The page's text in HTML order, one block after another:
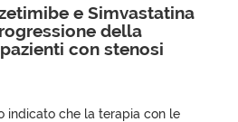
e Simvastatina
della
con stenosi
indicato che la terapia con le